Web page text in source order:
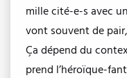
mille cité-e-s avec
vont souvent de
Ça dépend du
prend l’héroïque-